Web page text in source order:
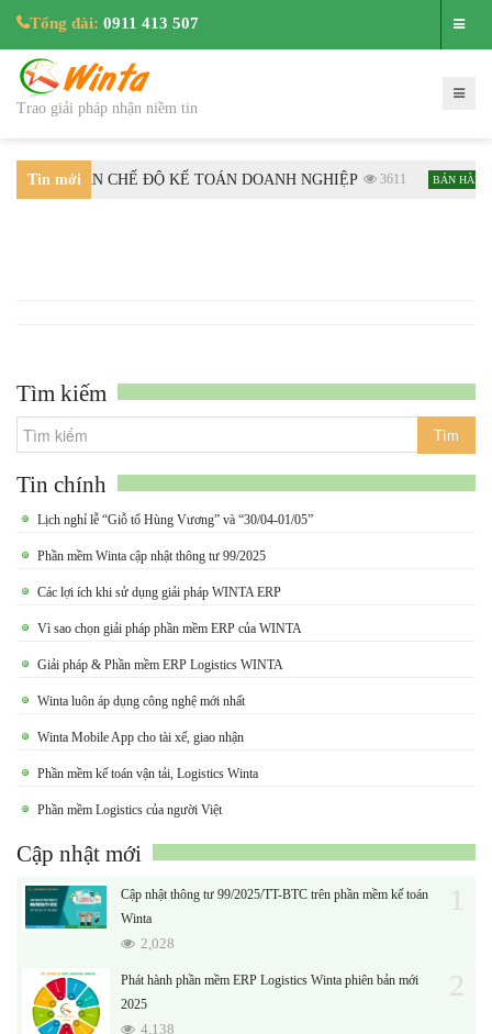
Tổng đài: 0911 413 507
Trao giải pháp nhận niềm tin
Tin mới
HƯỚNG DẪN CHẾ ĐỘ KẾ TOÁN DOANH NGHIỆP 3611 BÁN HÀNG
Tìm kiếm
Tin chính
Lịch nghỉ lễ “Giỗ tổ Hùng Vương” và “30/04-01/05”
Phần mềm Winta cập nhật thông tư 99/2025
Các lợi ích khi sử dụng giải pháp WINTA ERP
Vì sao chọn giải pháp phần mềm ERP của WINTA
Giải pháp & Phần mềm ERP Logistics WINTA
Winta luôn áp dụng công nghệ mới nhất
Winta Mobile App cho tài xế, giao nhận
Phần mềm kế toán vận tải, Logistics Winta
Phần mềm Logistics của người Việt
Cập nhật mới
Cập nhật thông tư 99/2025/TT-BTC trên phần mềm kế toán
Winta
2,028
1
Phát hành phần mềm ERP Logistics Winta phiên bản mới
2025
4,138
2